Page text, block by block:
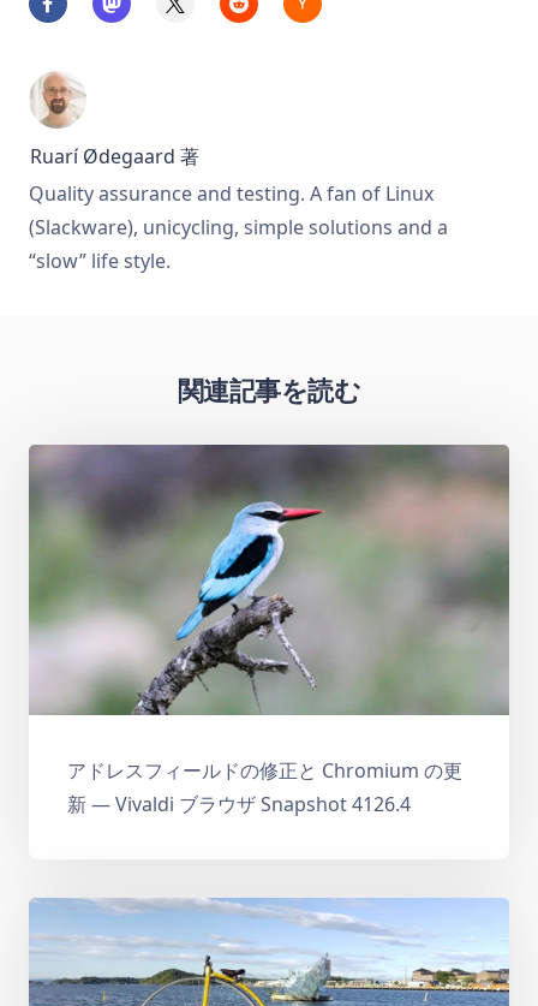
Ruarí Ødegaard 著
Quality assurance and testing. A fan of Linux
(Slackware), unicycling, simple solutions and a
“slow” life style.
関連記事を読む
アドレスフィールドの修正と Chromium の更
新 — Vivaldi ブラウザ Snapshot 4126.4